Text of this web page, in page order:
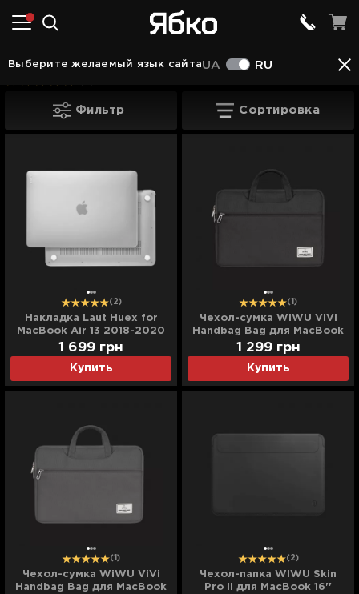
Выберите желаемый язык сайтаUA RU
Аксессуары Аксессуары для Mac Чехлы для
Чехлы для MacBook
Фильтр Сортировка
(2)
Накладка Laut Huex for
MacBook Air 13 2018-2020
(Frost)
Купить
1 699 грн
(1)
Чехол-сумка WiWU ViVi
Handbag Bag для MacBook
13,3/14 (Black)
Купить
1 299 грн
(1)
Чехол-сумка WiWU ViVi
Handbag Bag для MacBook
(2)
Чехол-папка WIWU Skin
Pro II для MacBook 16''